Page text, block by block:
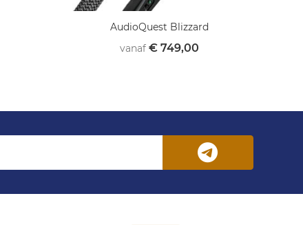
AudioQuest Blizzard
vanaf € 749,00